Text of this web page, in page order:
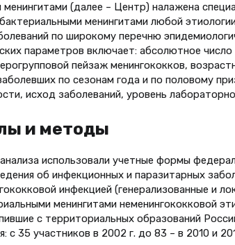
(далее – Центр) налажена
менингитами любой
по широкому перечню
параметров включает: абсолютное
пейзаж менингококков,
по сезонам года и по половому
исход заболеваний, уровень
и методы
использовали учетные формы
об инфекционных и паразитарных
инфекцией (генерализованные и
менингитами неменингококковой
с территориальных образований
с 35 участников в 2002 г. до 83 – в 2010 и